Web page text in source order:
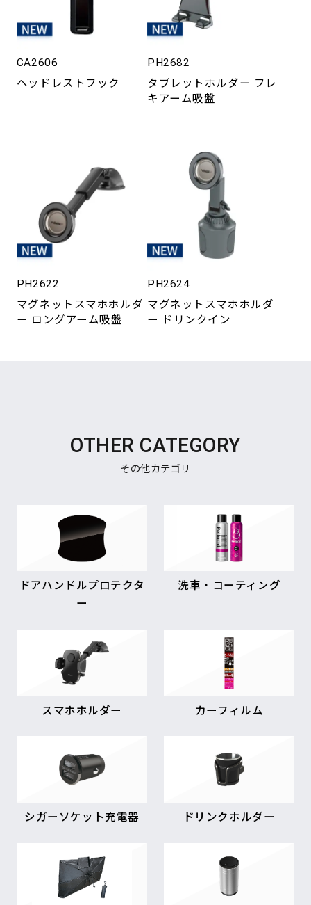
CA2606
ヘッドレストフック
PH2682
タブレットホルダー フレ
キアーム吸盤
PH2622
マグネットスマホホルダ
ー ロングアーム吸盤
PH2624
マグネットスマホホルダ
ー ドリンクイン
OTHER CATEGORY
その他カテゴリ
ドアハンドルプロテクタ
ー
洗車・コーティング
スマホホルダー カーフィルム
シガーソケット充電器 ドリンクホルダー